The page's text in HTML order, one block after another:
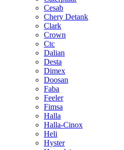
Cesab
Chery Detank
Clark
Crown
Ctc
Dalian
Desta
Dimex
Doosan
Faba
Feeler
Fimsa
Halla
Halla-Cinox
Heli
Hyster